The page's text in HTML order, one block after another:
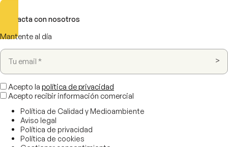
Contacta con nosotros
Mantente al día
Acepto la política de privacidad
Acepto recibir información comercial
Política de Calidad y Medioambiente
Aviso legal
Política de privacidad
Política de cookies